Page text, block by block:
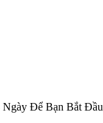
Để Bạn Bắt Đầu